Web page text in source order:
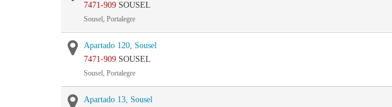
7471-909 SOUSEL
Sousel, Portalegre
Apartado 120, Sousel
7471-909 SOUSEL
Sousel, Portalegre
Apartado 13, Sousel